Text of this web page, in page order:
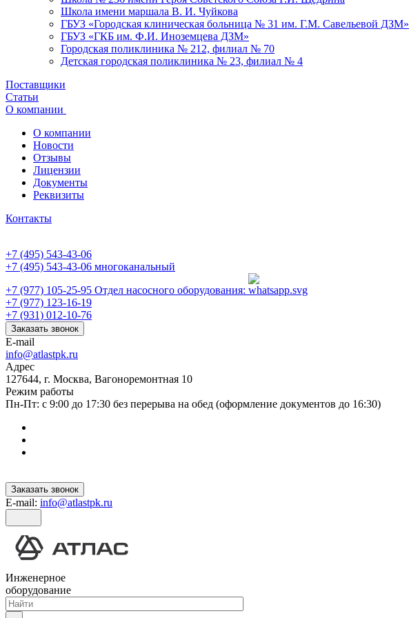
Школа имени маршала В. И. Чуйкова
ГБУЗ «Городская клиническая больница № 31 им. Г.М. Савельевой ДЗМ»
ГБУЗ «ГКБ им. Ф.И. Иноземцева ДЗМ»
Городская поликлиника № 212, филиал № 70
Детская городская поликлиника № 23, филиал № 4
Поставщики
Статьи
О компании
О компании
Новости
Отзывы
Лицензии
Документы
Реквизиты
Контакты
+7 (495) 543-43-06
+7 (495) 543-43-06 многоканальный
+7 (977) 105-25-95 Отдел насосного оборудования:
+7 (977) 123-16-19
+7 (931) 012-10-76
Заказать звонок
E-mail
info@atlastpk.ru
Адрес
127644, г. Москва, Вагоноремонтная 10
Режим работы
Пн-Пт: с 9:00 до 17:30 без перерыва на обед (оформление документов до 16:30)
Заказать звонок
E-mail: info@atlastpk.ru
Инженерное
оборудование